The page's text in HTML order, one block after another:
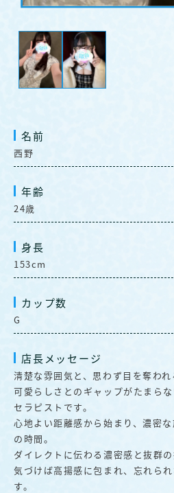
名前
西野
年齢
24歳
身長
153cm
カップ数
G
店長メッセージ
清楚な雰囲気と、思わず目を奪われ
可愛らしさとのギャップがたまら
セラピストです。
心地よい距離感から始まり、濃密
の時間。
ダイレクトに伝わる濃密感と抜群の
気づけば高揚感に包まれ、忘れら
す。